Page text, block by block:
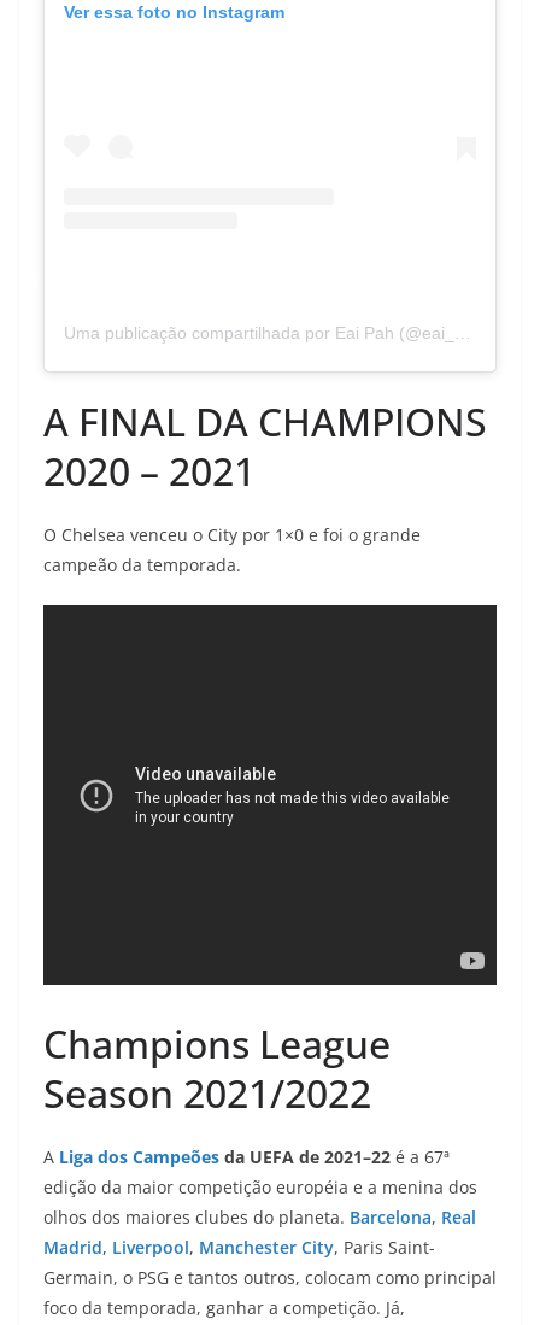
Ver essa foto no Instagram
Uma publicação compartilhada por Eai Pah (@eai_pahpah)
A FINAL DA CHAMPIONS
2020 – 2021
O Chelsea venceu o City por 1×0 e foi o grande
campeão da temporada.
Champions League
Season 2021/2022
A Liga dos Campeões da UEFA de 2021–22 é a 67ª
edição da maior competição européia e a menina dos
olhos dos maiores clubes do planeta. Barcelona, Real
Madrid, Liverpool, Manchester City, Paris Saint-
Germain, o PSG e tantos outros, colocam como principal
foco da temporada, ganhar a competição. Já,